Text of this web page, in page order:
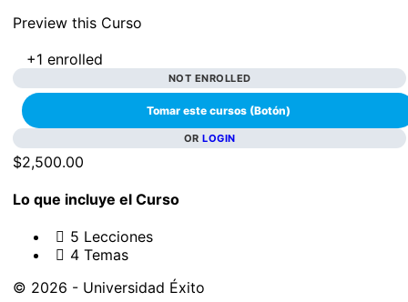
Preview this Curso
+1enrolled
NOT ENROLLED
ORLOGIN
$2,500.00
Lo que incluye el Curso
5 Lecciones
4 Temas
© 2026 - Universidad Éxito